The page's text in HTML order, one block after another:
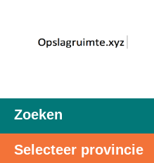
Zoeken
Selecteer provincie